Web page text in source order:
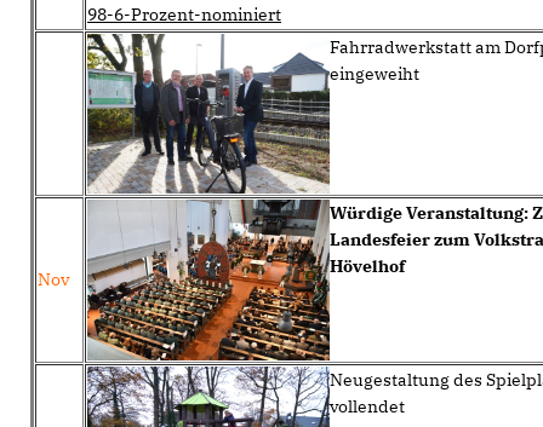
98-6-Prozent-nominiert
Fahrradwerkstatt am
eingeweiht
Nov
Würdige Veranstaltung:
Landesfeier zum
Hövelhof
Neugestaltung des
vollendet